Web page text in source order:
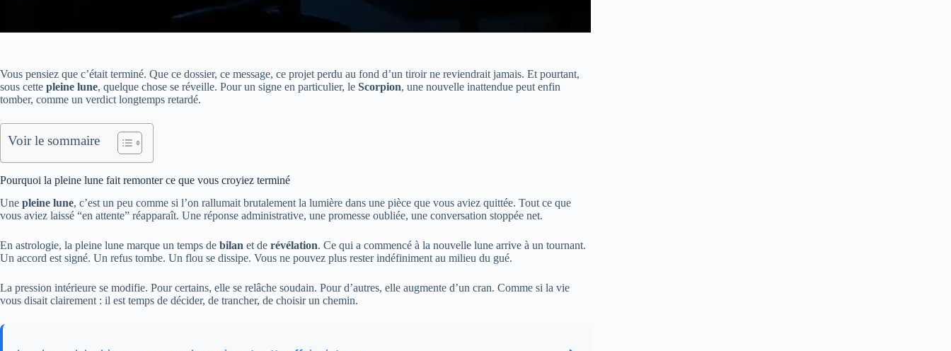
Vous pensiez que c’était terminé. Que ce dossier, ce message, ce projet perdu au fond d’un tiroir ne reviendrait jamais. Et pourtant,
sous cette pleine lune, quelque chose se réveille. Pour un signe en particulier, le Scorpion, une nouvelle inattendue peut enfin
tomber, comme un verdict longtemps retardé.
Voir le sommaire
Pourquoi la pleine lune fait remonter ce que vous croyiez terminé
Une pleine lune, c’est un peu comme si l’on rallumait brutalement la lumière dans une pièce que vous aviez quittée. Tout ce que
vous aviez laissé “en attente” réapparaît. Une réponse administrative, une promesse oubliée, une conversation stoppée net.
En astrologie, la pleine lune marque un temps de bilan et de révélation. Ce qui a commencé à la nouvelle lune arrive à un tournant.
Un accord est signé. Un refus tombe. Un flou se dissipe. Vous ne pouvez plus rester indéfiniment au milieu du gué.
La pression intérieure se modifie. Pour certains, elle se relâche soudain. Pour d’autres, elle augmente d’un cran. Comme si la vie
vous disait clairement : il est temps de décider, de trancher, de choisir un chemin.